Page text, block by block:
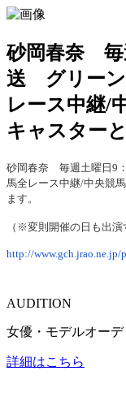
砂岡春奈 毎
送 グリーン
レース中継/
キャスター
砂岡春奈 毎週土曜日9
馬全レース中継/中央競
ます。
（※変則開催の日も出演
http://www.gch.jrao.ne.jp/
AUDITION
女優・モデルオー
詳細はこちら